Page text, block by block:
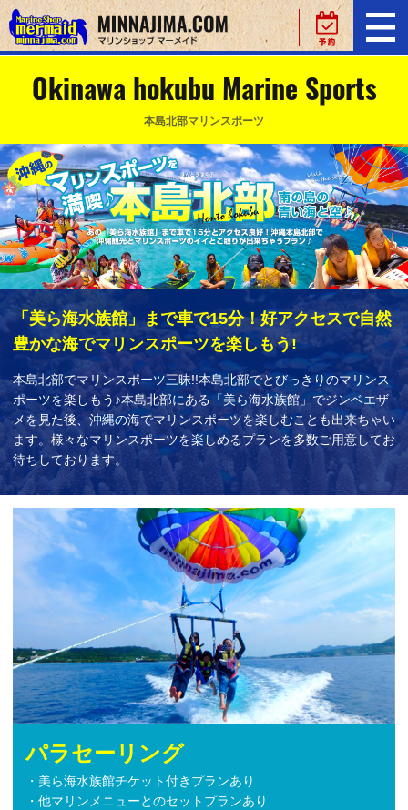
Okinawa hokubu Marine Sports
本島北部マリンスポーツ
「美ら海水族館」まで車で15分！好アクセスで自然
豊かな海でマリンスポーツを楽しもう!
本島北部でマリンスポーツ三昧!!本島北部でとびっきりのマリンス
ポーツを楽しもう♪本島北部にある「美ら海水族館」でジンベエザ
メを見た後、沖縄の海でマリンスポーツを楽しむことも出来ちゃい
ます。様々なマリンスポーツを楽しめるプランを多数ご用意してお
待ちしております。
パラセーリング
・美ら海水族館チケット付きプランあり
・他マリンメニューとのセットプランあり